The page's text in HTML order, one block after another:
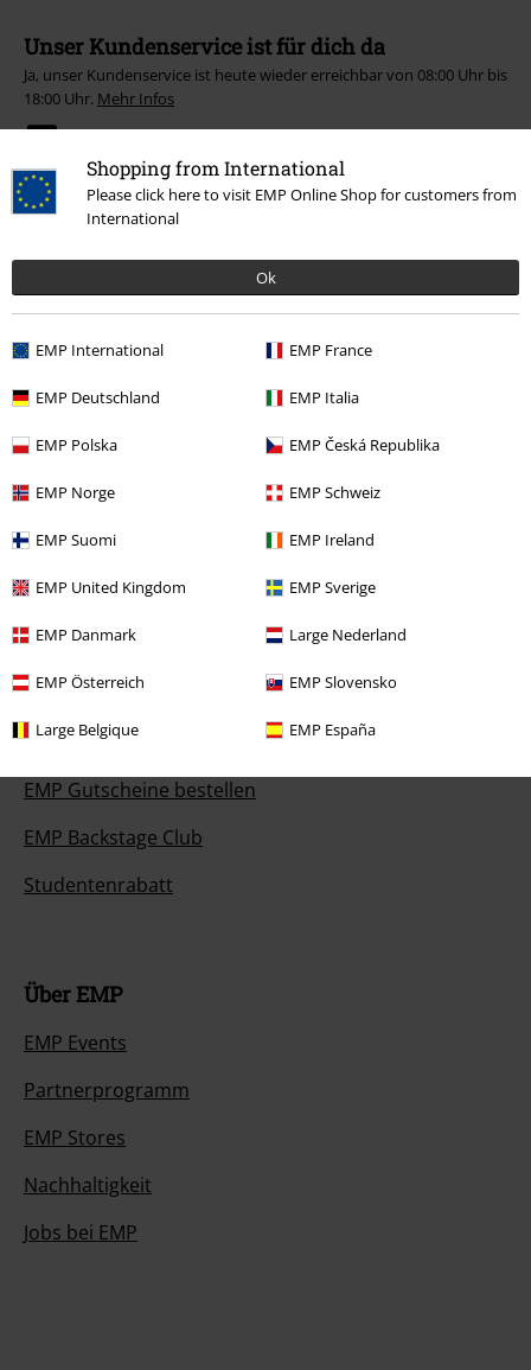
Shopping from International
Please click here to visit EMP Online Shop for customers from
International
Ok
EMP International EMP France
EMP Deutschland EMP Italia
EMP Polska EMP Česká Republika
EMP Norge EMP Schweiz
EMP Suomi EMP Ireland
EMP United Kingdom EMP Sverige
EMP Danmark Large Nederland
EMP Österreich EMP Slovensko
Large Belgique EMP España
Unser Kundenservice ist für dich da
Ja, unser Kundenservice ist heute wieder erreichbar von 08:00 Uhr bis
18:00 Uhr. Mehr Infos
Chat starten
FAQ / Hilfe
Rückgaberichtlinien
Artikel zurücksenden
Größentabelle
BSC Mitgliedschaft kündigen
Zahlungsarten
Angebote für dich
Magazin
Gewinnspiele
EMP Gutscheine bestellen
EMP Backstage Club
Studentenrabatt
Über EMP
EMP Events
Partnerprogramm
EMP Stores
Nachhaltigkeit
Jobs bei EMP